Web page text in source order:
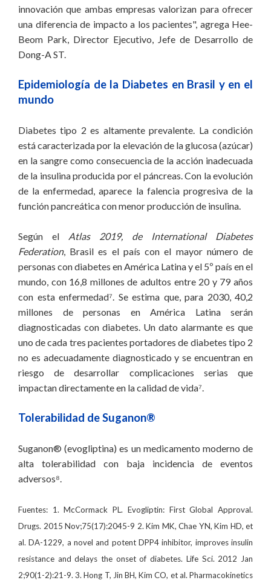
innovación que ambas empresas valorizan para ofrecer
una diferencia de impacto a los pacientes", agrega Hee-
Beom Park, Director Ejecutivo, Jefe de Desarrollo de
Dong-A ST.
Epidemiología de la Diabetes en Brasil y en el
mundo
Diabetes tipo 2 es altamente prevalente. La condición
está caracterizada por la elevación de la glucosa (azúcar)
en la sangre como consecuencia de la acción inadecuada
de la insulina producida por el páncreas. Con la evolución
de la enfermedad, aparece la falencia progresiva de la
función pancreática con menor producción de insulina.
Según el Atlas 2019, de International Diabetes
Federation, Brasil es el país con el mayor número de
personas con diabetes en América Latina y el 5º país en el
mundo, con 16,8 millones de adultos entre 20 y 79 años
con esta enfermedad⁷. Se estima que, para 2030, 40,2
millones de personas en América Latina serán
diagnosticadas con diabetes. Un dato alarmante es que
uno de cada tres pacientes portadores de diabetes tipo 2
no es adecuadamente diagnosticado y se encuentran en
riesgo de desarrollar complicaciones serias que
impactan directamente en la calidad de vida⁷.
Tolerabilidad de Suganon®
Suganon® (evogliptina) es un medicamento moderno de
alta tolerabilidad con baja incidencia de eventos
adversos⁸.
Fuentes: 1. McCormack PL. Evogliptin: First Global Approval.
Drugs. 2015 Nov;75(17):2045-9 2. Kim MK, Chae YN, Kim HD, et
al. DA-1229, a novel and potent DPP4 inhibitor, improves insulin
resistance and delays the onset of diabetes. Life Sci. 2012 Jan
2;90(1-2):21-9. 3. Hong T, Jin BH, Kim CO, et al. Pharmacokinetics